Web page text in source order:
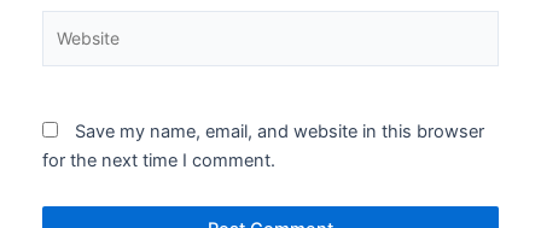
Save my name, email, and website in this browser
for the next time I comment.